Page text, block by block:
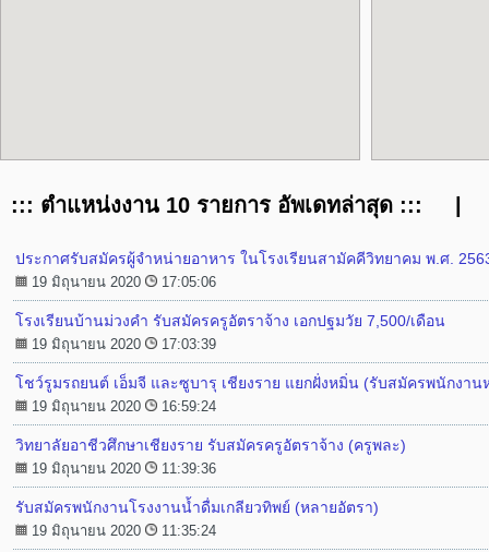
::: ตำแหน่งงาน 10 รายการ อัพเดทล่าสุด ::: |
ประกาศรับสมัครผู้จำหน่ายอาหาร ในโรงเรียนสามัคคีวิทยาคม พ.ศ.
19 มิถุนายน 2020 17:05:06
โรงเรียนบ้านม่วงคำ รับสมัครครูอัตราจ้าง เอกปฐมวัย 7,500/เดือน
19 มิถุนายน 2020 17:03:39
โชว์รูมรถยนต์ เอ็มจี และซูบารุ เชียงราย แยกฝั่งหมิ่น (รับสมัครพนักงาน
19 มิถุนายน 2020 16:59:24
วิทยาลัยอาชีวศึกษาเชียงราย รับสมัครครูอัตราจ้าง (ครูพละ)
19 มิถุนายน 2020 11:39:36
รับสมัครพนักงานโรงงานน้ำดื่มเกลียวทิพย์ (หลายอัตรา)
19 มิถุนายน 2020 11:35:24